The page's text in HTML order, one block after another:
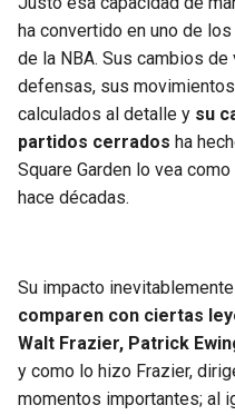
ha convertido en uno de
de la NBA. Sus cambios
defensas, sus
calculados al detalle y su
partidos cerrados ha
Square Garden lo vea
hace décadas.
Su impacto
comparen con ciertas
Walt Frazier, Patrick
y como lo hizo Frazier,
momentos importantes; al